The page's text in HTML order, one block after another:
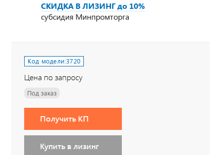
СКИДКА В ЛИЗИНГ до 10%
субсидия Минпромторга
Код модели:3720
Цена по запросу
Под заказ
Получить КП
Купить в лизинг